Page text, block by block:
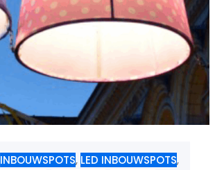
INBOUWSPOTS, LED INBOUWSPOTS,